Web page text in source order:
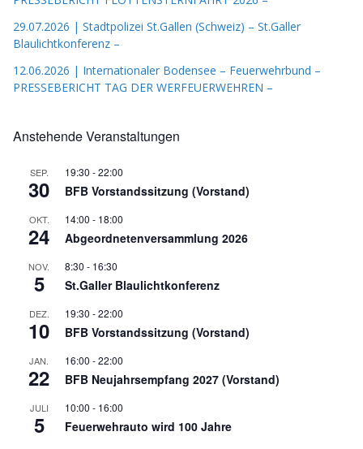
29.07.2026 | Stadtpolizei St.Gallen (Schweiz) – St.Galler
Blaulichtkonferenz –
12.06.2026 | Internationaler Bodensee – Feuerwehrbund –
PRESSEBERICHT TAG DER WERFEUERWEHREN –
Anstehende Veranstaltungen
SEP.
30
19:30 -22:00
BFB Vorstandssitzung (Vorstand)
OKT.
24
14:00 - 18:00
Abgeordnetenversammlung 2026
NOV.
5
8:30 - 16:30
St.Galler Blaulichtkonferenz
DEZ.
10
19:30 -22:00
BFB Vorstandssitzung (Vorstand)
JAN.
22
16:00 -22:00
BFB Neujahrsempfang 2027 (Vorstand)
JULI
5
10:00 - 16:00
Feuerwehrauto wird 100 Jahre